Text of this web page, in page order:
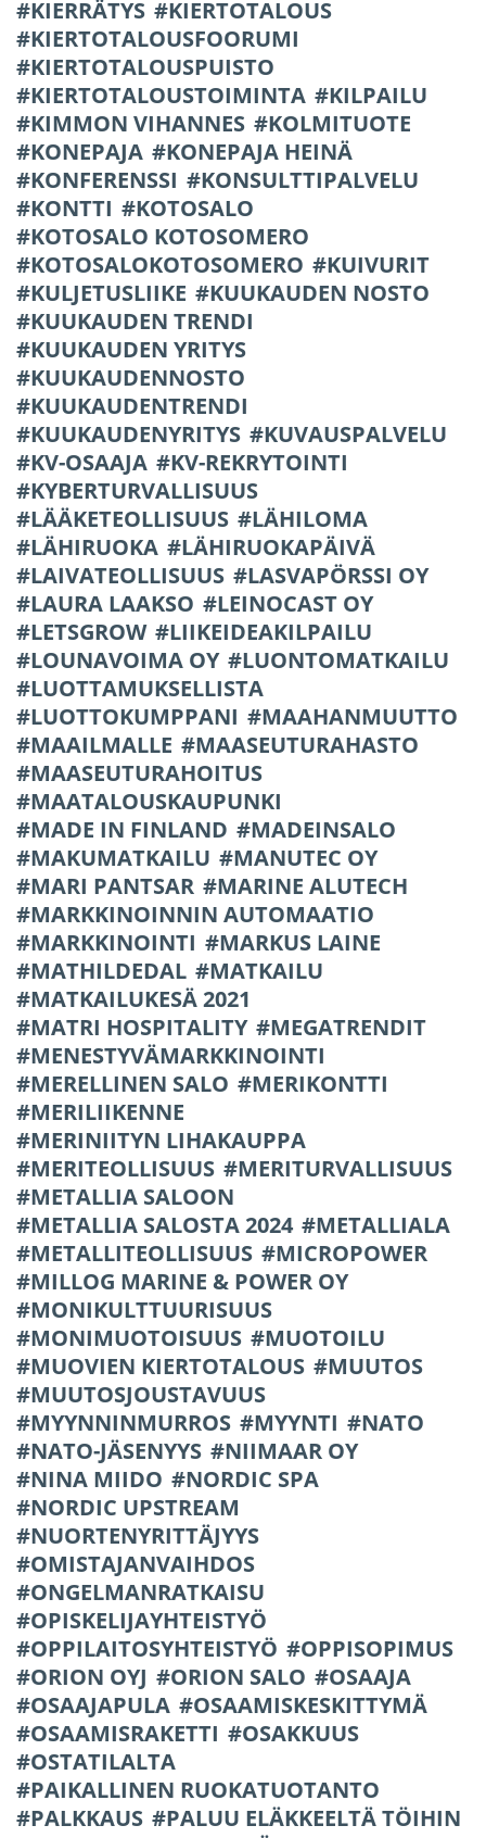
KIERRÄTYS
KIERTOTALOUS
KIERTOTALOUSFOORUMI
KIERTOTALOUSPUISTO
KIERTOTALOUSTOIMINTA
KILPAILU
KIMMON VIHANNES
KOLMITUOTE
KONEPAJA
KONEPAJA HEINÄ
KONFERENSSI
KONSULTTIPALVELU
KONTTI
KOTOSALO
KOTOSALO KOTOSOMERO
KOTOSALOKOTOSOMERO
KUIVURIT
KULJETUSLIIKE
KUUKAUDEN NOSTO
KUUKAUDEN TRENDI
KUUKAUDEN YRITYS
KUUKAUDENNOSTO
KUUKAUDENTRENDI
KUUKAUDENYRITYS
KUVAUSPALVELU
KV-OSAAJA
KV-REKRYTOINTI
KYBERTURVALLISUUS
LÄÄKETEOLLISUUS
LÄHILOMA
LÄHIRUOKA
LÄHIRUOKAPÄIVÄ
LAIVATEOLLISUUS
LASVAPÖRSSI OY
LAURA LAAKSO
LEINOCAST OY
LETSGROW
LIIKEIDEAKILPAILU
LOUNAVOIMA OY
LUONTOMATKAILU
LUOTTAMUKSELLISTA
LUOTTOKUMPPANI
MAAHANMUUTTO
MAAILMALLE
MAASEUTURAHASTO
MAASEUTURAHOITUS
MAATALOUSKAUPUNKI
MADE IN FINLAND
MADEINSALO
MAKUMATKAILU
MANUTEC OY
MARI PANTSAR
MARINE ALUTECH
MARKKINOINNIN AUTOMAATIO
MARKKINOINTI
MARKUS LAINE
MATHILDEDAL
MATKAILU
MATKAILUKESÄ 2021
MATRI HOSPITALITY
MEGATRENDIT
MENESTYVÄMARKKINOINTI
MERELLINEN SALO
MERIKONTTI
MERILIIKENNE
MERINIITYN LIHAKAUPPA
MERITEOLLISUUS
MERITURVALLISUUS
METALLIA SALOON
METALLIA SALOSTA 2024
METALLIALA
METALLITEOLLISUUS
MICROPOWER
MILLOG MARINE & POWER OY
MONIKULTTUURISUUS
MONIMUOTOISUUS
MUOTOILU
MUOVIEN KIERTOTALOUS
MUUTOS
MUUTOSJOUSTAVUUS
MYYNNINMURROS
MYYNTI
NATO
NATO-JÄSENYYS
NIIMAAR OY
NINA MIIDO
NORDIC SPA
NORDIC UPSTREAM
NUORTENYRITTÄJYYS
OMISTAJANVAIHDOS
ONGELMANRATKAISU
OPISKELIJAYHTEISTYÖ
OPPILAITOSYHTEISTYÖ
OPPISOPIMUS
ORION OYJ
ORION SALO
OSAAJA
OSAAJAPULA
OSAAMISKESKITTYMÄ
OSAAMISRAKETTI
OSAKKUUS
OSTATILALTA
PAIKALLINEN RUOKATUOTANTO
PALKKAUS
PALUU ELÄKKEELTÄ TÖIHIN